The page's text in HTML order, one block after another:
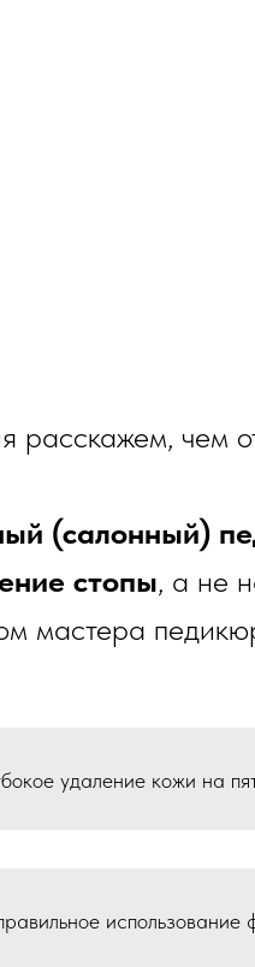
расскажем, чем
(салонный)
стопы, а не
мастера
удаление кожи на
использование